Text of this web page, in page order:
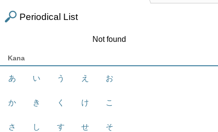
Periodical List
Not found
Kana
あ い う え お
か き く け こ
さ し す せ そ